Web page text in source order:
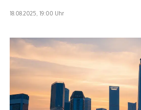
18.08.2025, 19:00 Uhr